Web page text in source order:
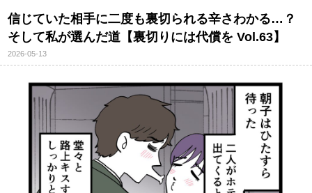
信じていた相手に二度も裏切られる辛さわかる…？
そして私が選んだ道【裏切りには代償を Vol.63】
2026-05-13